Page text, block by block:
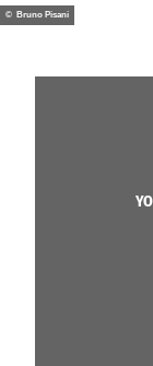
© Bruno Pisani